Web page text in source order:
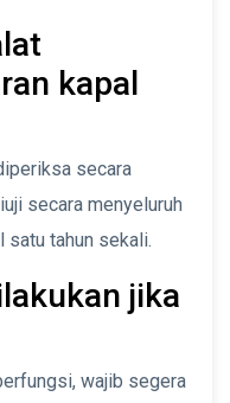
kapal
secara
secara menyeluruh
tahun sekali.
jika
wajib segera